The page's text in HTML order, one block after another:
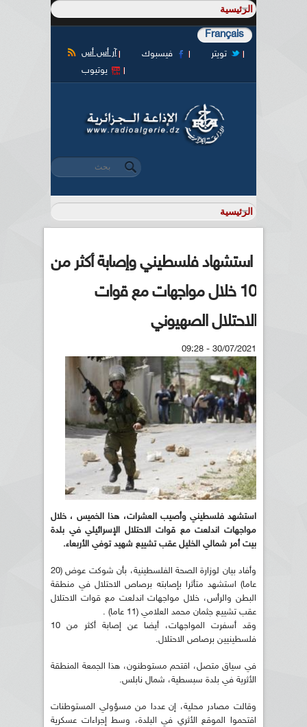
Français
آر أس أس فيسبوك
تويتر
يوتيوب
استمارة البحث
‏بحث ‏
استشهاد فلسطيني وإصابة أكثر من
10 خلال مواجهات مع قوات
الاحتلال الصهيوني
30/07/2021 - 09:28
استشهد فلسطيني وأصيب العشرات، هذا الخميس ، خلال
مواجهات اندلعت مع قوات الاحتلال الإسرائيلي في بلدة
بيت أمر شمالي الخليل عقب تشييع شهيد توفي الأربعاء.
وأفاد بيان لوزارة الصحة الفلسطينية، بأن شوكت عوض (20
عاما) استشهد متأثرا بإصابته برصاص الاحتلال في منطقة
البطن والرأس، خلال مواجهات اندلعت مع قوات الاحتلال
عقب تشييع جثمان محمد العلامي (11 عاما) .
وقد أسفرت المواجهات، أيضا عن إصابة أكثر من 10
فلسطينيين برصاص الاحتلال.
في سياق متصل، اقتحم مستوطنون، هذا الجمعة المنطقة
الأثرية في بلدة سبسطية، شمال نابلس.
وقالت مصادر محلية، إن عددا من مسؤولي المستوطنات
اقتحموا الموقع الأثري في البلدة، وسط إجراءات عسكرية